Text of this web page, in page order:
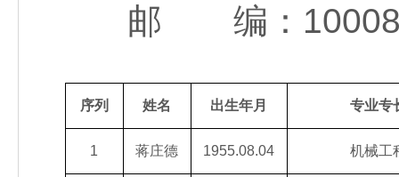
邮 编：
序列 姓名 出生年月 专业专
1 蒋庄德 1955.08.04 机械工